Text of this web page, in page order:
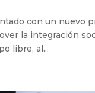
con un nuevo
la integración
libre, al...